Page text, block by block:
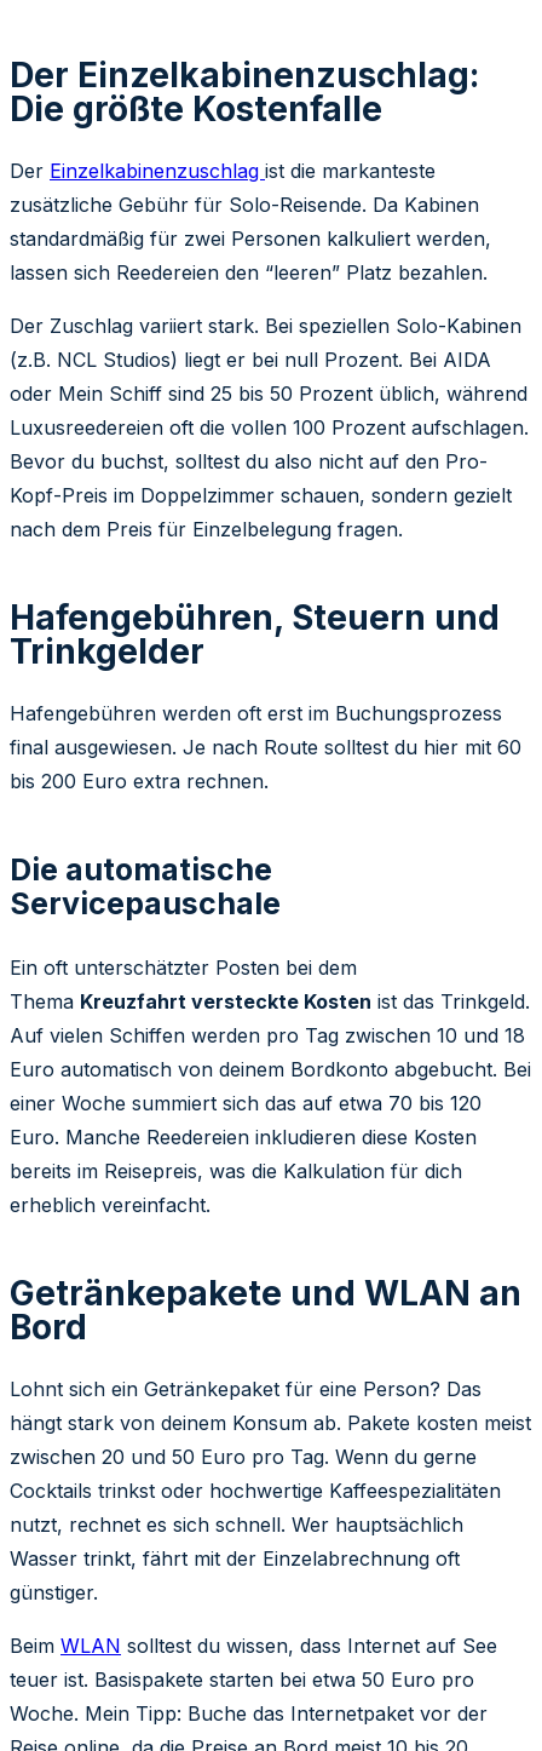
Der Einzelkabinenzuschlag:
Die größte Kostenfalle
Der Einzelkabinenzuschlag ist die markanteste
zusätzliche Gebühr für Solo-Reisende. Da Kabinen
standardmäßig für zwei Personen kalkuliert werden,
lassen sich Reedereien den “leeren” Platz bezahlen.
Der Zuschlag variiert stark. Bei speziellen Solo-Kabinen
(z.B. NCL Studios) liegt er bei null Prozent. Bei AIDA
oder Mein Schiff sind 25 bis 50 Prozent üblich, während
Luxusreedereien oft die vollen 100 Prozent aufschlagen.
Bevor du buchst, solltest du also nicht auf den Pro-
Kopf-Preis im Doppelzimmer schauen, sondern gezielt
nach dem Preis für Einzelbelegung fragen.
Hafengebühren, Steuern und
Trinkgelder
Hafengebühren werden oft erst im Buchungsprozess
final ausgewiesen. Je nach Route solltest du hier mit 60
bis 200 Euro extra rechnen.
Die automatische
Servicepauschale
Ein oft unterschätzter Posten bei dem
Thema Kreuzfahrt versteckte Kosten ist das Trinkgeld.
Auf vielen Schiffen werden pro Tag zwischen 10 und 18
Euro automatisch von deinem Bordkonto abgebucht. Bei
einer Woche summiert sich das auf etwa 70 bis 120
Euro. Manche Reedereien inkludieren diese Kosten
bereits im Reisepreis, was die Kalkulation für dich
erheblich vereinfacht.
Getränkepakete und WLAN an
Bord
Lohnt sich ein Getränkepaket für eine Person? Das
hängt stark von deinem Konsum ab. Pakete kosten meist
zwischen 20 und 50 Euro pro Tag. Wenn du gerne
Cocktails trinkst oder hochwertige Kaffeespezialitäten
nutzt, rechnet es sich schnell. Wer hauptsächlich
Wasser trinkt, fährt mit der Einzelabrechnung oft
günstiger.
Beim WLAN solltest du wissen, dass Internet auf See
teuer ist. Basispakete starten bei etwa 50 Euro pro
Woche. Mein Tipp: Buche das Internetpaket vor der